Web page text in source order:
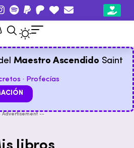
Maestro Ascendido Saint
· Profecías
Advertisement --